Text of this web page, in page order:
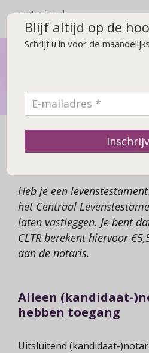
notaris.nl
Neem tijdig de regie in eigen
in een levenstestament
Heb je een
het Centraal
laten vastleggen. Je bent
CLTR berekent hiervoor
aan de notaris.
Alleen (kandidaat-
hebben toegang
Uitsluitend (kandidaat-
Blijf altijd op de
Schrijf u in voor de